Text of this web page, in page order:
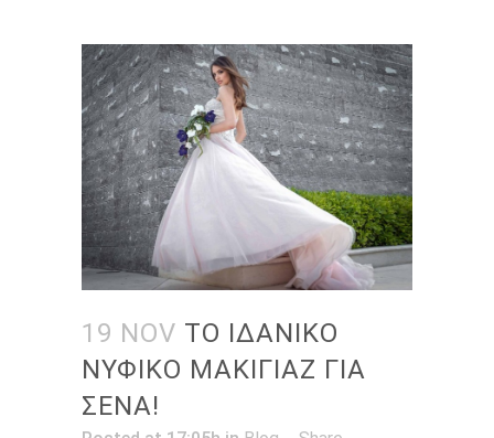
19 NOV ΤΟ ΙΔΑΝΙΚΟ
ΝΥΦΙΚΟ ΜΑΚΙΓΙΑΖ ΓΙΑ
ΣΕΝΑ!